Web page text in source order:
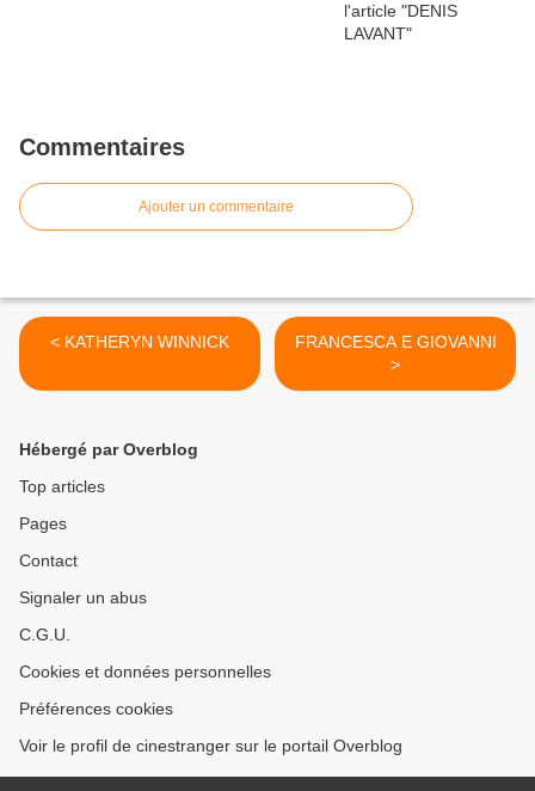
Commentaires
Ajouter un commentaire
< KATHERYN WINNICK
FRANCESCA E GIOVANNI
>
Hébergé par Overblog
Top articles
Pages
Contact
Signaler un abus
C.G.U.
Cookies et données personnelles
Préférences cookies
Voir le profil de cinestranger sur le portail Overblog